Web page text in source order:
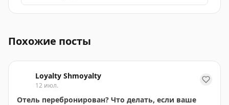
Похожие посты
Loyalty Shmoyalty
12 июл.
Отель перебронирован? Что делать, если ваше